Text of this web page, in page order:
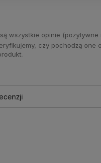
wszystkie opinie (pozytywne i
czy pochodzą one